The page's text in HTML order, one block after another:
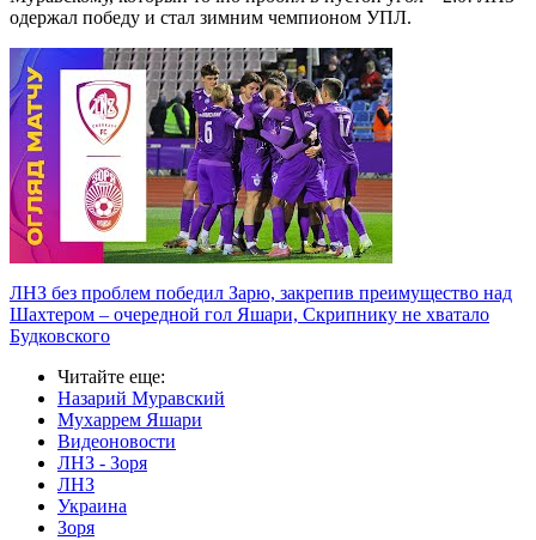
одержал победу и стал зимним чемпионом УПЛ.
ЛНЗ без проблем победил Зарю, закрепив преимущество над
Шахтером – очередной гол Яшари, Скрипнику не хватало
Будковского
Читайте еще:
Назарий Муравский
Мухаррем Яшари
Видеоновости
ЛНЗ - Зоря
ЛНЗ
Украина
Зоря